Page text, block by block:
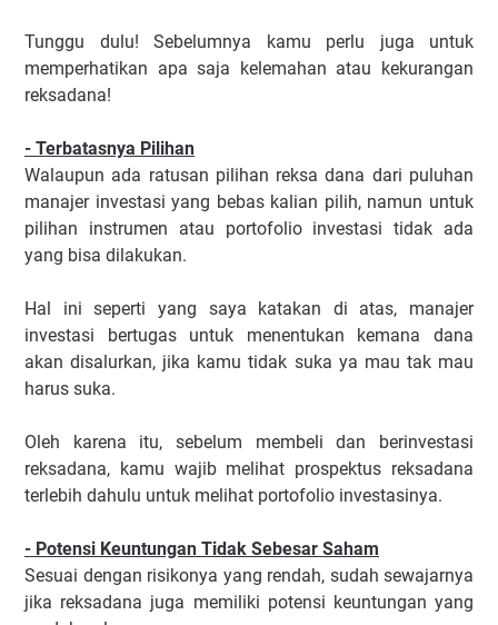
Tunggu dulu! Sebelumnya kamu perlu juga untuk
memperhatikan apa saja kelemahan atau kekurangan
reksadana!
- Terbatasnya Pilihan
Walaupun ada ratusan pilihan reksa dana dari puluhan
manajer investasi yang bebas kalian pilih, namun untuk
pilihan instrumen atau portofolio investasi tidak ada
yang bisa dilakukan.
Hal ini seperti yang saya katakan di atas, manajer
investasi bertugas untuk menentukan kemana dana
akan disalurkan, jika kamu tidak suka ya mau tak mau
harus suka.
Oleh karena itu, sebelum membeli dan berinvestasi
reksadana, kamu wajib melihat prospektus reksadana
terlebih dahulu untuk melihat portofolio investasinya.
- Potensi Keuntungan Tidak Sebesar Saham
Sesuai dengan risikonya yang rendah, sudah sewajarnya
jika reksadana juga memiliki potensi keuntungan yang